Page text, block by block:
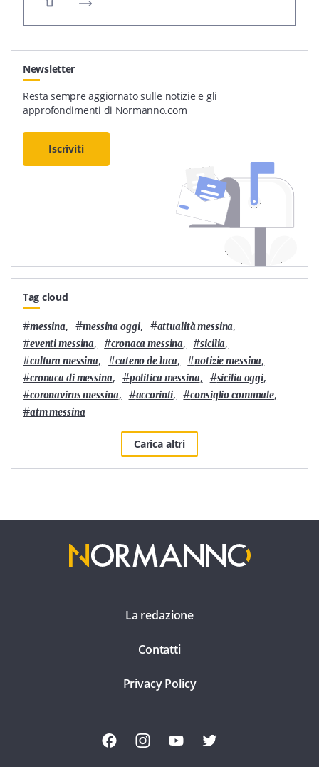
Newsletter
Resta sempre aggiornato sulle notizie e gli
approfondimenti di Normanno.com
Iscriviti
Tag cloud
#messina, #messina oggi, #attualità messina,
#eventi messina, #cronaca messina, #sicilia,
#cultura messina, #cateno de luca, #notizie messina,
#cronaca di messina, #politica messina, #sicilia oggi,
#coronavirus messina, #accorinti, #consiglio comunale,
#atm messina
Carica altri
La redazione
Contatti
Privacy Policy